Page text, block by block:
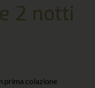
2 notti
prima colazione